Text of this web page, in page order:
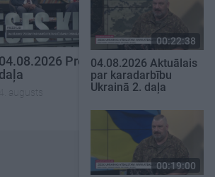
00:22:16
04.08.2026 Preses klubs 3.
daļa
4. augusts
00:22:38
04.08.2026 Aktuālais
par karadarbību
Ukrainā 2. daļa
00:19:00